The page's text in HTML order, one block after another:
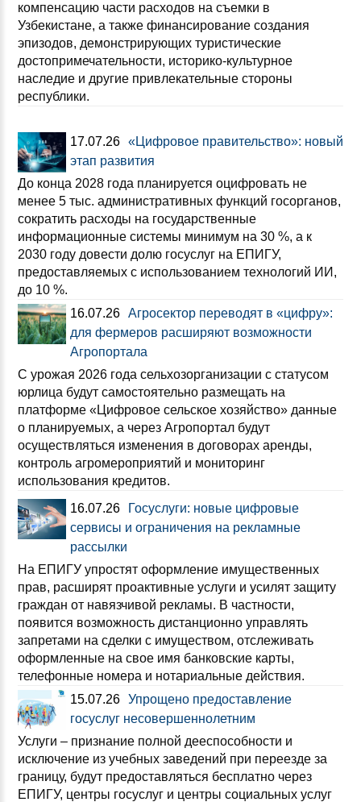
компенсацию части расходов на съемки в
Узбекистане, а также финансирование создания
эпизодов, демонстрирующих туристические
достопримечательности, историко-культурное
наследие и другие привлекательные стороны
республики.
17.07.26 «Цифровое правительство»: новый
этап развития
До конца 2028 года планируется оцифровать не
менее 5 тыс. административных функций госорганов,
сократить расходы на государственные
информационные системы минимум на 30 %, а к
2030 году довести долю госуслуг на ЕПИГУ,
предоставляемых с использованием технологий ИИ,
до 10 %.
16.07.26 Агросектор переводят в «цифру»:
для фермеров расширяют возможности
Агропортала
С урожая 2026 года сельхозорганизации с статусом
юрлица будут самостоятельно размещать на
платформе «Цифровое сельское хозяйство» данные
о планируемых, а через Агропортал будут
осуществляться изменения в договорах аренды,
контроль агромероприятий и мониторинг
использования кредитов.
16.07.26
Госуслуги: новые цифровые
сервисы и ограничения на рекламные
рассылки
На ЕПИГУ упростят оформление имущественных
прав, расширят проактивные услуги и усилят защиту
граждан от навязчивой рекламы. В частности,
появится возможность дистанционно управлять
запретами на сделки с имуществом, отслеживать
оформленные на свое имя банковские карты,
телефонные номера и нотариальные действия.
15.07.26 Упрощено предоставление
госуслуг несовершеннолетним
Услуги – признание полной дееспособности и
исключение из учебных заведений при переезде за
границу, будут предоставляться бесплатно через
ЕПИГУ, центры госуслуг и центры социальных услуг